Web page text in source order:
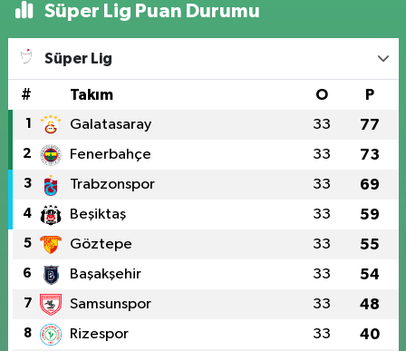
Süper Lig Puan Durumu
Süper Lig
# Takım O P
1 Galatasaray 33 77
2 Fenerbahçe 33 73
3 Trabzonspor 33 69
4 Beşiktaş 33 59
5 Göztepe 33 55
6 Başakşehir 33 54
7 Samsunspor 33 48
8 Rizespor 33 40